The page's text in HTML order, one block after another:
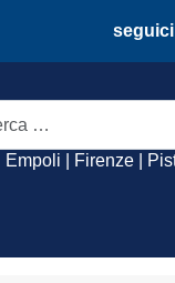
Azienda
Empoli | Firenze |